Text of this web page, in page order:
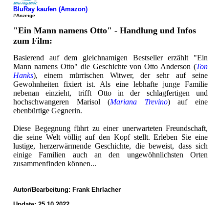
BluRay kaufen (Amazon)
#Anzeige
"Ein Mann namens Otto" - Handlung und Infos
zum Film:
Basierend auf dem gleichnamigen Bestseller erzählt "Ein
Mann namens Otto" die Geschichte von Otto Anderson (Ton
Hanks), einem mürrischen Witwer, der sehr auf seine
Gewohnheiten fixiert ist. Als eine lebhafte junge Familie
nebenan einzieht, trifft Otto in der schlagfertigen und
hochschwangeren Marisol (Mariana Trevino) auf eine
ebenbürtige Gegnerin.
Diese Begegnung führt zu einer unerwarteten Freundschaft,
die seine Welt völlig auf den Kopf stellt. Erleben Sie eine
lustige, herzerwärmende Geschichte, die beweist, dass sich
einige Familien auch an den ungewöhnlichsten Orten
zusammenfinden können...
Autor/Bearbeitung: Frank Ehrlacher